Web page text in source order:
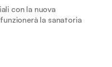
con la nuova
la sanatoria